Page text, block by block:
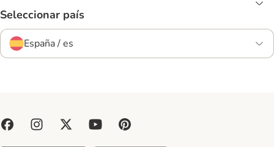
Seleccionar país
España / es